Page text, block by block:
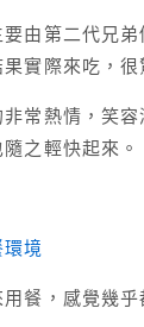
要由第二代兄
實際來吃，很
常熱情，笑
之輕快起來。
餐，感覺幾